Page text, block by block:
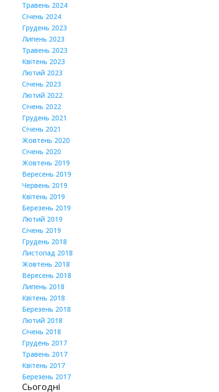
Травень 2024
Січень 2024
Грудень 2023
Липень 2023
Травень 2023
Квітень 2023
Лютий 2023
Січень 2023
Лютий 2022
Січень 2022
Грудень 2021
Січень 2021
Жовтень 2020
Січень 2020
Жовтень 2019
Вересень 2019
Червень 2019
Квітень 2019
Березень 2019
Лютий 2019
Січень 2019
Грудень 2018
Листопад 2018
Жовтень 2018
Вересень 2018
Липень 2018
Квітень 2018
Березень 2018
Лютий 2018
Січень 2018
Грудень 2017
Травень 2017
Квітень 2017
Березень 2017
Сьогодні